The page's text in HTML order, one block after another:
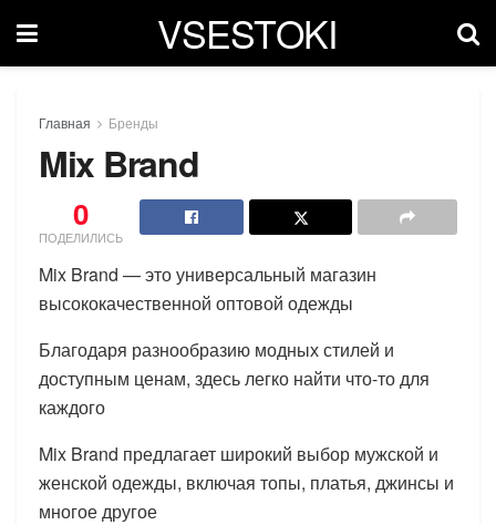
VSESTOKI
Главная Бренды
Mix Brand
0
ПОДЕЛИЛИСЬ
Mix Brand — это универсальный магазин
высококачественной оптовой одежды
Благодаря разнообразию модных стилей и
доступным ценам, здесь легко найти что-то для
каждого
Mix Brand предлагает широкий выбор мужской и
женской одежды, включая топы, платья, джинсы и
многое другое